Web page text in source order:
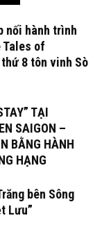
nối hành trình
Tales of
8 tôn vinh Sò
TẠI
SAIGON –
BẰNG HÀNH
HẠNG
bên Sông
Lưu”